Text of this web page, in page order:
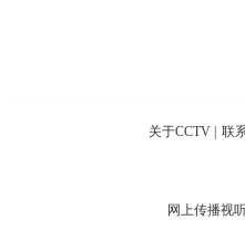
关于CCTV 联
网上传播视